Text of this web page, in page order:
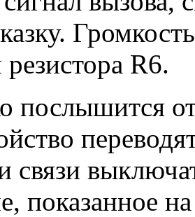
R6.
послышится
связи
показанное